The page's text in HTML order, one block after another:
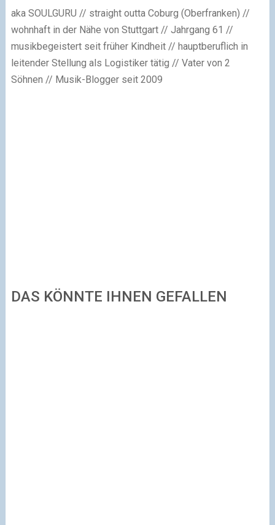
aka SOULGURU // straight outta Coburg (Oberfranken) //
wohnhaft in der Nähe von Stuttgart // Jahrgang 61 //
musikbegeistert seit früher Kindheit // hauptberuflich in
leitender Stellung als Logistiker tätig // Vater von 2
Söhnen // Musik-Blogger seit 2009
DAS KÖNNTE IHNEN GEFALLEN